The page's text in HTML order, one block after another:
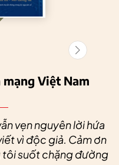
mạng Việt Nam
vẹn nguyên lời hứa
vì độc giả. Cảm ơn
tôi suốt chặng đường